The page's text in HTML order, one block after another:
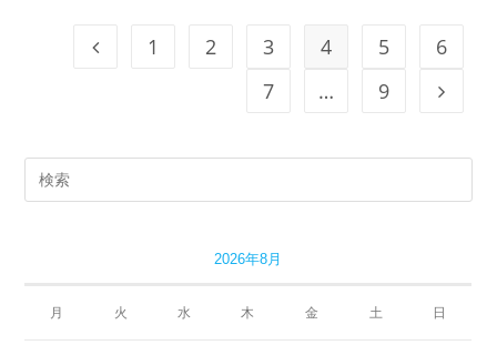
1 2 3 4 5
6
7
… 9
2026年8月
月 火 水 木 金 土 日